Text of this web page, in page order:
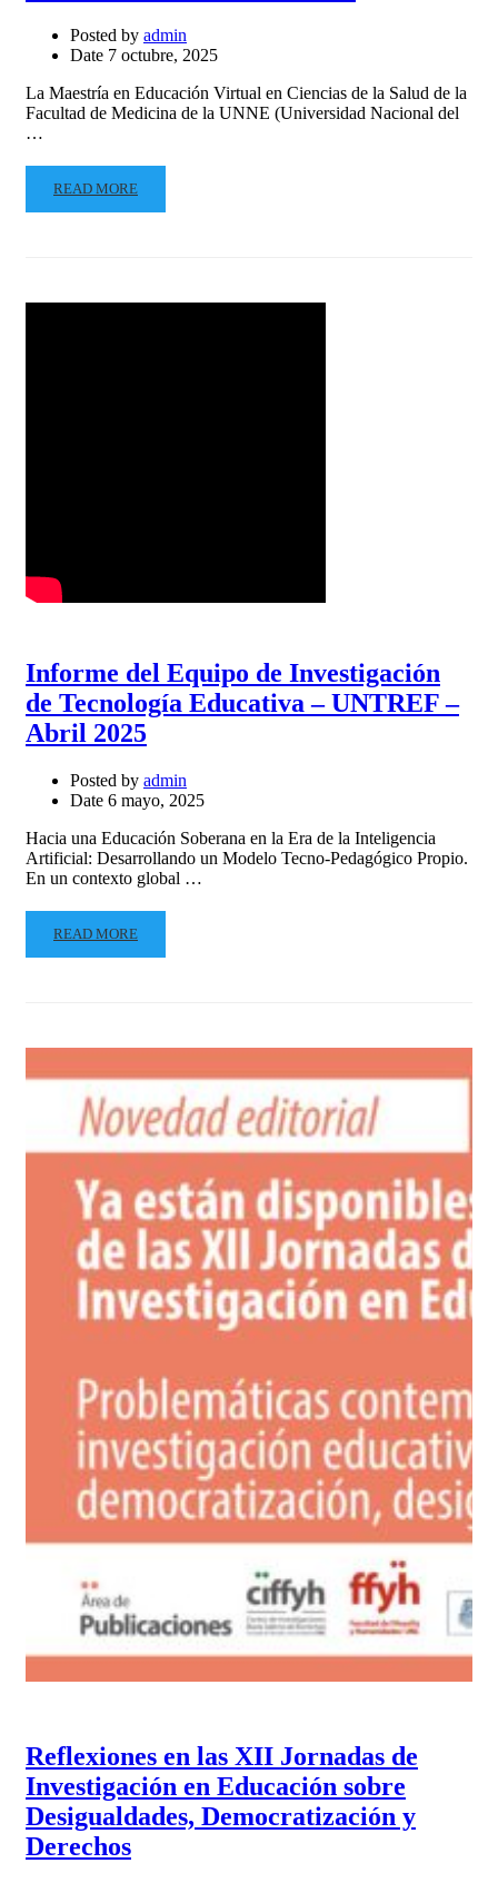
Posted by admin
Date 7 octubre, 2025
La Maestría en Educación Virtual en Ciencias de la Salud de la
Facultad de Medicina de la UNNE (Universidad Nacional del
…
READ MORE
Informe del Equipo de Investigación
de Tecnología Educativa – UNTREF –
Abril 2025
Posted by admin
Date 6 mayo, 2025
Hacia una Educación Soberana en la Era de la Inteligencia
Artificial: Desarrollando un Modelo Tecno-Pedagógico Propio.
En un contexto global …
READ MORE
Reflexiones en las XII Jornadas de
Investigación en Educación sobre
Desigualdades, Democratización y
Derechos